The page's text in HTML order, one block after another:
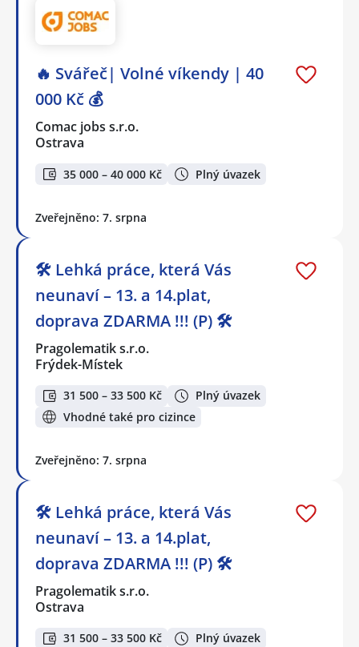
🔥 Svářeč| Volné víkendy | 40
000 Kč 💰
Comac jobs s.r.o.
Ostrava
35 000 – 40 000 Kč Plný úvazek
Zveřejněno: 7. srpna
🛠️ Lehká práce, která Vás
neunaví – 13. a 14.plat,
doprava ZDARMA !!! (P) 🛠️
Pragolematik s.r.o.
Frýdek-Místek
31 500 – 33 500 Kč
Plný úvazek
Vhodné také pro cizince
Zveřejněno: 7. srpna
🛠️ Lehká práce, která Vás
neunaví – 13. a 14.plat,
doprava ZDARMA !!! (P) 🛠️
Pragolematik s.r.o.
Ostrava
31 500 – 33 500 Kč Plný úvazek